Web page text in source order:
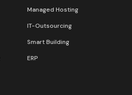
Managed Hosting
IT-Outsourcing
Smart Building
ERP